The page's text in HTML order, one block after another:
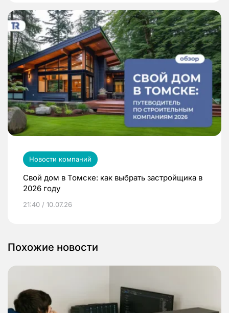
Новости компаний
Свой дом в Томске: как выбрать застройщика в
2026 году
21:40 / 10.07.26
Похожие новости